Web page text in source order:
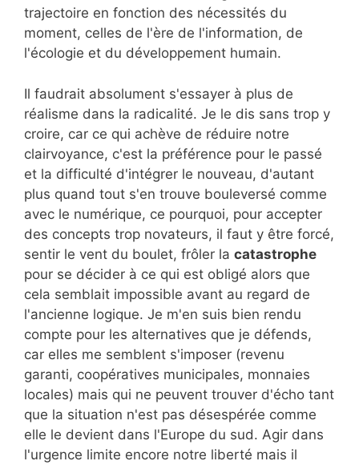
trajectoire en fonction des nécessités du
moment, celles de l'ère de l'information, de
l'écologie et du développement humain.
Il faudrait absolument s'essayer à plus de
réalisme dans la radicalité. Je le dis sans trop y
croire, car ce qui achève de réduire notre
clairvoyance, c'est la préférence pour le passé
et la difficulté d'intégrer le nouveau, d'autant
plus quand tout s'en trouve bouleversé comme
avec le numérique, ce pourquoi, pour accepter
des concepts trop novateurs, il faut y être forcé,
sentir le vent du boulet, frôler la catastrophe
pour se décider à ce qui est obligé alors que
cela semblait impossible avant au regard de
l'ancienne logique. Je m'en suis bien rendu
compte pour les alternatives que je défends,
car elles me semblent s'imposer (revenu
garanti, coopératives municipales, monnaies
locales) mais qui ne peuvent trouver d'écho tant
que la situation n'est pas désespérée comme
elle le devient dans l'Europe du sud. Agir dans
l'urgence limite encore notre liberté mais il